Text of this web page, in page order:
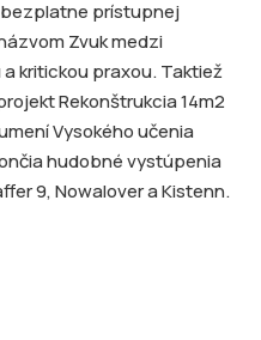
prístupnej
Zvuk medzi
kritickou praxou. Taktiež
Rekonštrukcia 14m2
Vysokého učenia
hudobné vystúpenia
9, Nowalover a Kistenn.